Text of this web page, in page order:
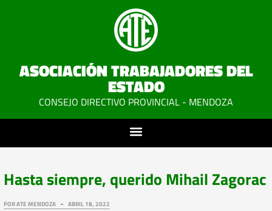
ASOCIACIÓN TRABAJADORES DEL
ESTADO
CONSEJO DIRECTIVO PROVINCIAL - MENDOZA
Hasta siempre, querido Mihail Zagorac
PORATE MENDOZA ABRIL 18, 2022